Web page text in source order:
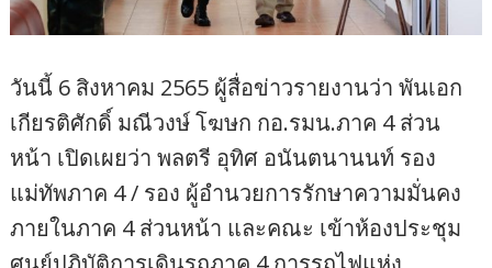
วันนี้ 6 สิงหาคม 2565 ผู้สื่อข่าวรายงานว่า พันเอก
เกียรติศักดิ์ มณีวงษ์ โฆษก กอ.รมน.ภาค 4 ส่วน
หน้า เปิดเผยว่า พลตรี อุทิศ อนันตนานนท์ รอง
แม่ทัพภาค 4 / รอง ผู้อำนวยการรักษาความมั่นคง
ภายในภาค 4 ส่วนหน้า และคณะ เข้าห้องประชุม